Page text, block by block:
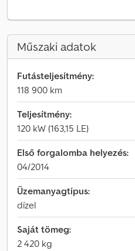
Műszaki adatok
Futásteljesítmény:
118 900 km
Teljesítmény:
120 kW (163,15 LE)
Első forgalomba helyezés:
04/2014
Üzemanyagtípus:
dízel
Saját tömeg:
2 420 kg